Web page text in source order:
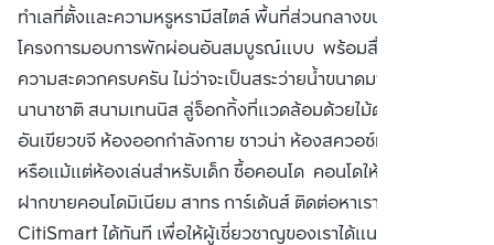
ทำเลที่ตั้งและความหรูหรามีสไตล์ พื้นที่ส่วนกลางขนาดใหญ่ของ
โครงการมอบการพักผ่อนอันสมบูรณ์แบบ พร้อมสื่งอำนวย
ความสะดวกครบครัน ไม่ว่าจะเป็นสระว่ายน้ำขนาดมาตรฐาน
นานาชาติ สนามเทนนิส ลู่จ็อกกิ้งที่แวดล้อมด้วยไม้ดอกและไม้ใบ
อันเขียวขจี ห้องออกกำลังกาย ซาวน่า ห้องสควอซ์ท ห้องสมุด
หรือแม้แต่ห้องเล่นสำหรับเด็ก ซื้อคอนโด คอนโดให้เช่า พร้อมทั้ง
ฝากขายคอนโดมิเนียม สาทร การ์เด้นส์ ติดต่อหาเรา Bangkok
CitiSmart ได้ทันที เพื่อให้ผู้เชี่ยวชาญของเราได้แนะนำคอนโดให้